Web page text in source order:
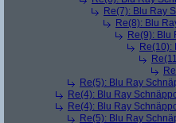
Re(7): Blu Ray
Re(8): Blu
Re(9): Blu
Re(10):
Re(5): Blu Ray
Re(4): Blu Ray
Re(4): Blu Ray
Re(5): Blu Ray